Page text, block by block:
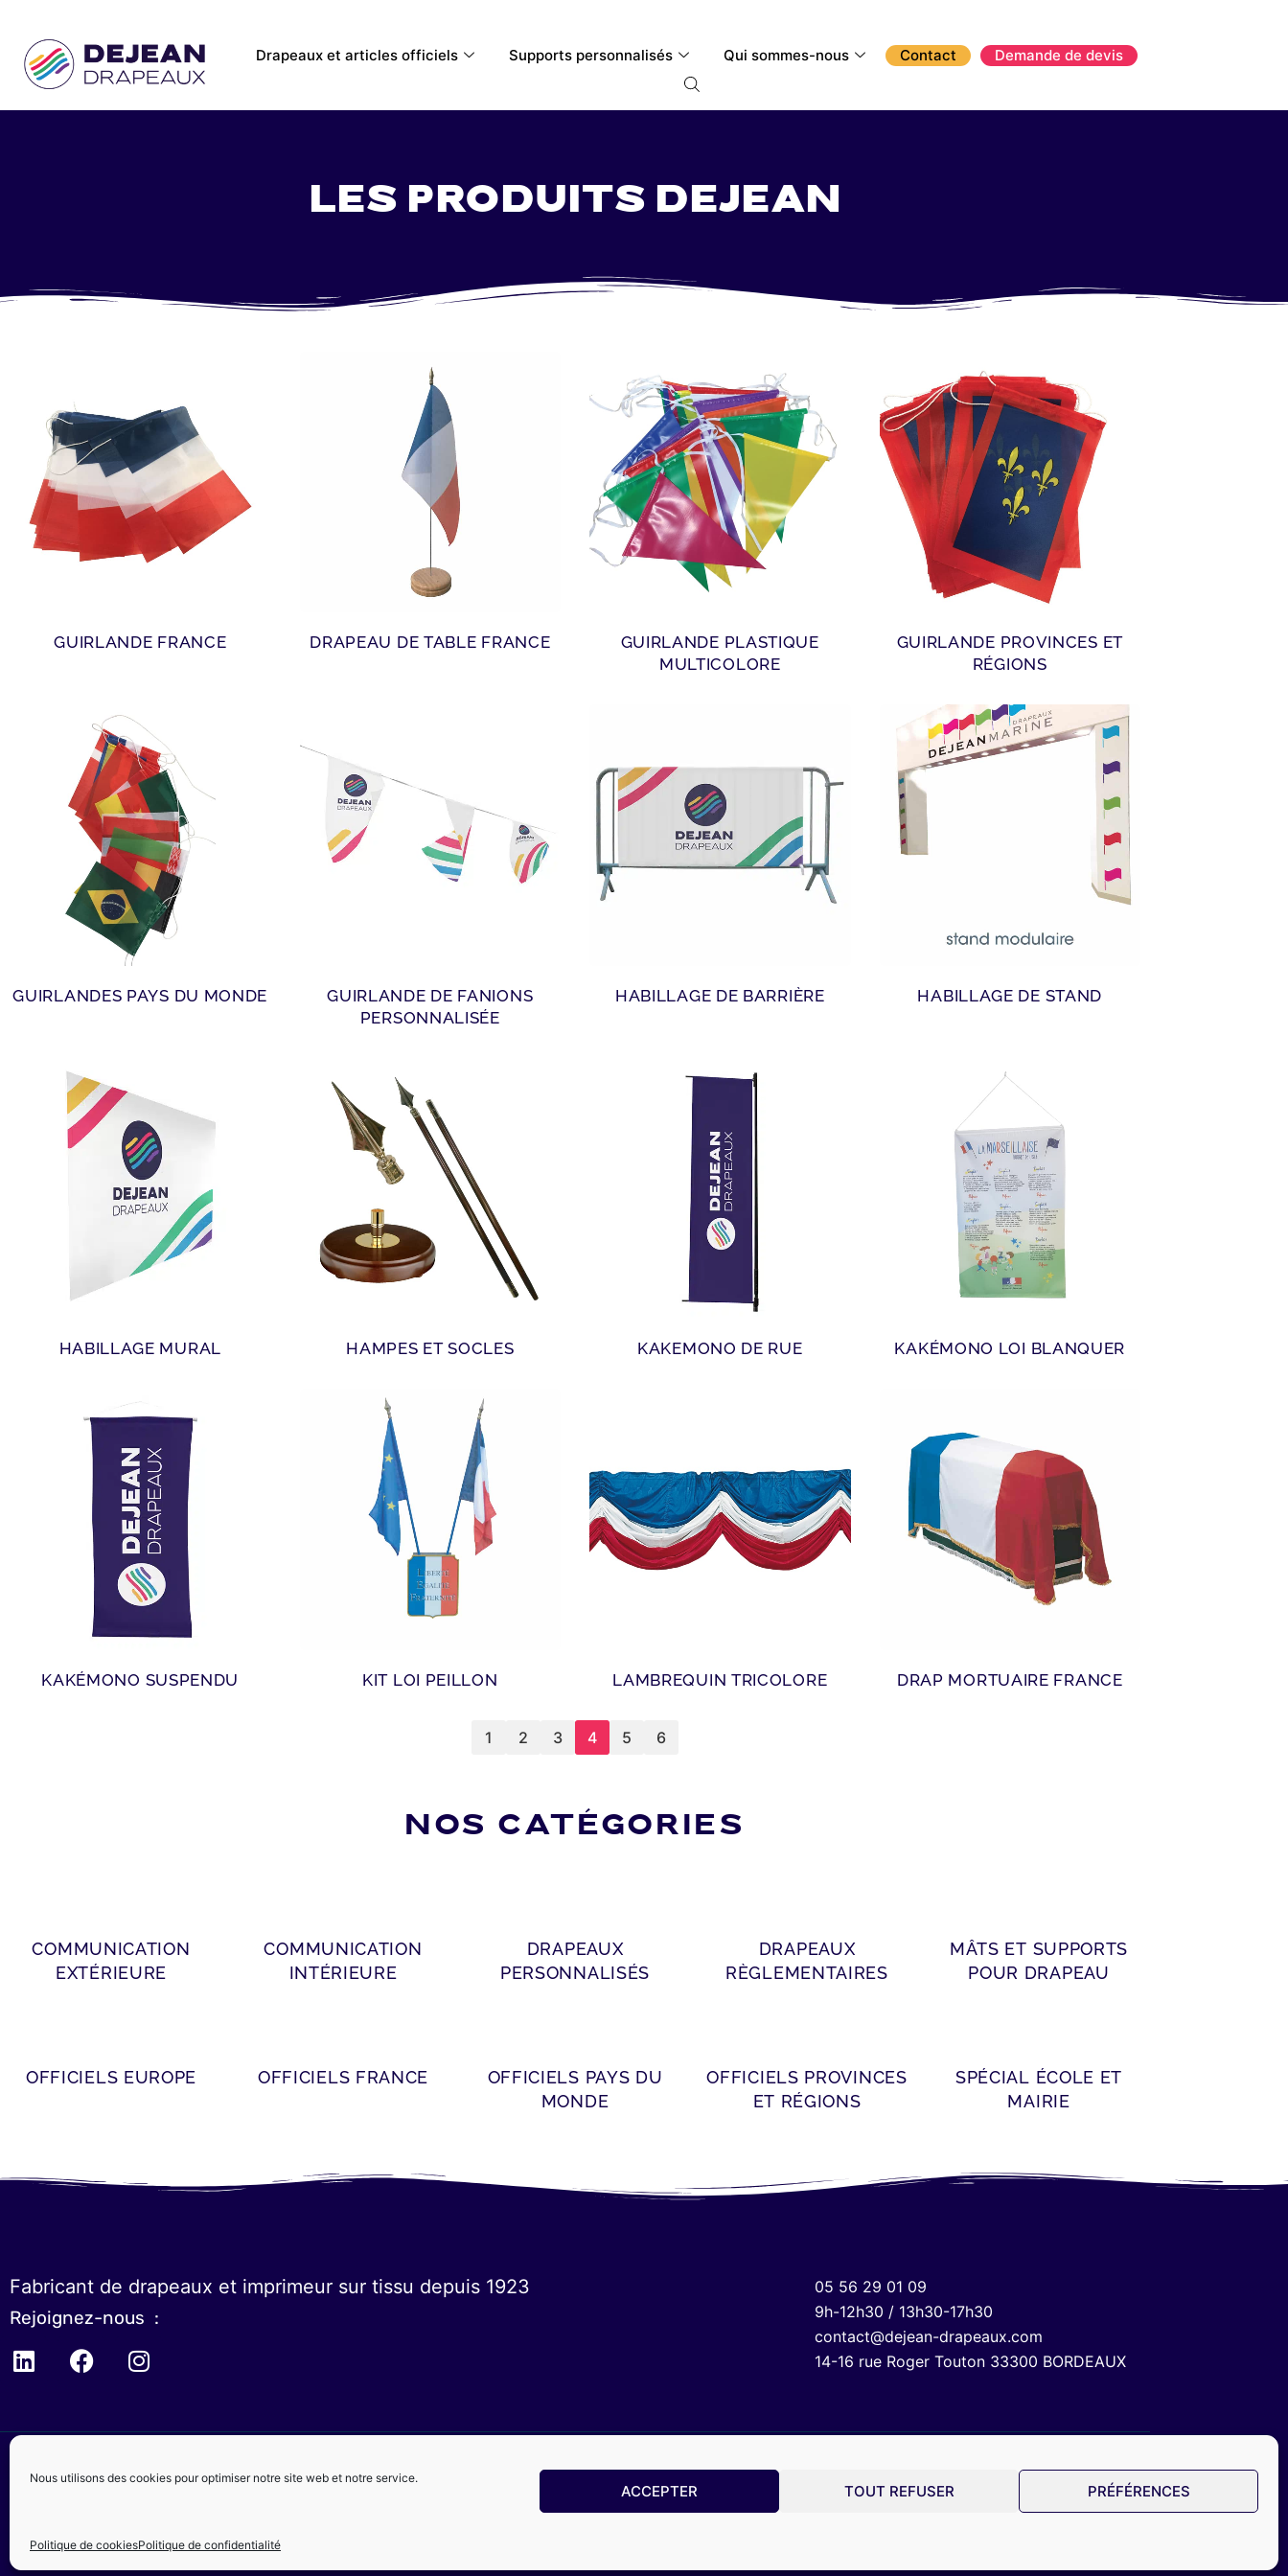
Nous utilisons des cookies pour optimiser notre site web et notre service.
ACCEPTER TOUT REFUSER PRÉFÉRENCES
Politique de cookiesPolitique de confidentialité
Drapeaux et articles officiels Supports personnalisés Qui sommes-nous Contact Demande de devis
Les produits Dejean
GUIRLANDE FRANCE DRAPEAU DE TABLE FRANCE
GUIRLANDE PLASTIQUE
MULTICOLORE
GUIRLANDE PROVINCES ET
RÉGIONS
GUIRLANDES PAYS DU MONDE
GUIRLANDE DE FANIONS
PERSONNALISÉE
HABILLAGE DE BARRIÈRE HABILLAGE DE STAND
HABILLAGE MURAL HAMPES ET SOCLES KAKEMONO DE RUE KAKÉMONO LOI BLANQUER
KAKÉMONO SUSPENDU KIT LOI PEILLON LAMBREQUIN TRICOLORE DRAP MORTUAIRE FRANCE
1 2 3 4 5 6
NOS CATÉGORIES
COMMUNICATION
EXTÉRIEURE
COMMUNICATION
INTÉRIEURE
DRAPEAUX
PERSONNALISÉS
DRAPEAUX
RÈGLEMENTAIRES
MÂTS ET SUPPORTS
POUR DRAPEAU
OFFICIELS EUROPE OFFICIELS FRANCE
OFFICIELS PAYS DU
MONDE
OFFICIELS PROVINCES
ET RÉGIONS
SPÉCIAL ÉCOLE ET
MAIRIE
Fabricant de drapeaux et imprimeur sur tissu depuis 1923
Rejoignez-nous :
05 56 29 01 09
9h-12h30 / 13h30-17h30
contact@dejean-drapeaux.com
14-16 rue Roger Touton 33300 BORDEAUX
Politique de confidentialité © 2024 Dejean Drapeaux